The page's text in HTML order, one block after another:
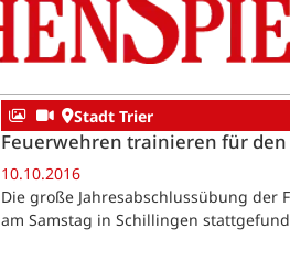
Stadt Trier
Feuerwehren trainieren für den
10.10.2016
Die große Jahresabschlussübung der
am Samstag in Schillingen